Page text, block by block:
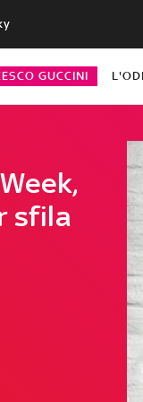
GUCCINI
sfila